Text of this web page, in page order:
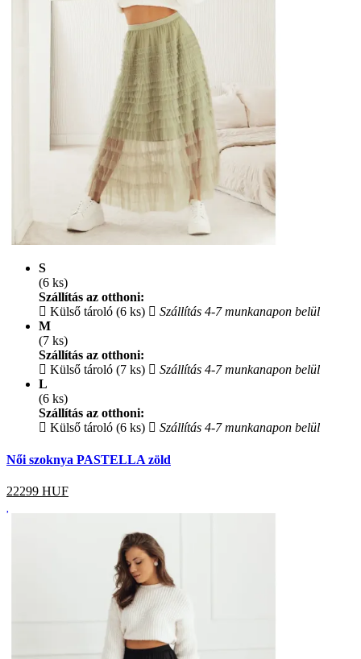
S
(6 ks)
Szállítás az otthoni:
Külső tároló (6 ks)
Szállítás 4-7 munkanapon belül
M
(7 ks)
Szállítás az otthoni:
Külső tároló (7 ks)
Szállítás 4-7 munkanapon belül
L
(6 ks)
Szállítás az otthoni:
Külső tároló (6 ks)
Szállítás 4-7 munkanapon belül
Női szoknya PASTELLA zöld
22299 HUF